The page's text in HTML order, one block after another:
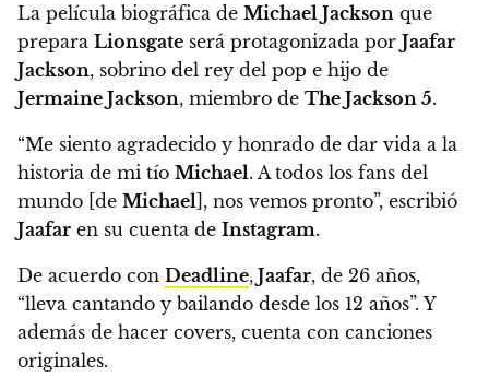
La película biográfica de Michael Jackson que
prepara Lionsgate será protagonizada por Jaafar
Jackson, sobrino del rey del pop e hijo de
Jermaine Jackson, miembro de The Jackson 5.
“Me siento agradecido y honrado de dar vida a la
historia de mi tío Michael. A todos los fans del
mundo [de Michael], nos vemos pronto”, escribió
Jaafar en su cuenta de Instagram.
De acuerdo con Deadline, Jaafar, de 26 años,
“lleva cantando y bailando desde los 12 años”. Y
además de hacer covers, cuenta con canciones
originales.